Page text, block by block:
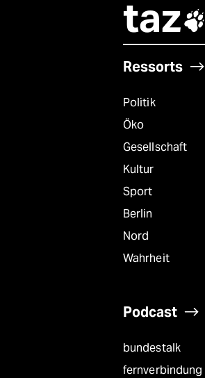
taz
Ressorts
Politik
Öko
Gesellschaft
Kultur
Sport
Berlin
Nord
Wahrheit
Podcast
bundestalk
fernverbindung